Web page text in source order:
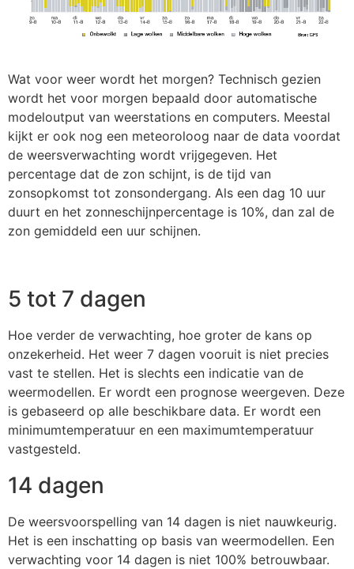
Wat voor weer wordt het morgen? Technisch gezien
wordt het voor morgen bepaald door automatische
modeloutput van weerstations en computers. Meestal
kijkt er ook nog een meteoroloog naar de data voordat
de weersverwachting wordt vrijgegeven. Het
percentage dat de zon schijnt, is de tijd van
zonsopkomst tot zonsondergang. Als een dag 10 uur
duurt en het zonneschijnpercentage is 10%, dan zal de
zon gemiddeld een uur schijnen.
5 tot 7 dagen
Hoe verder de verwachting, hoe groter de kans op
onzekerheid. Het weer 7 dagen vooruit is niet precies
vast te stellen. Het is slechts een indicatie van de
weermodellen. Er wordt een prognose weergeven. Deze
is gebaseerd op alle beschikbare data. Er wordt een
minimumtemperatuur en een maximumtemperatuur
vastgesteld.
14 dagen
De weersvoorspelling van 14 dagen is niet nauwkeurig.
Het is een inschatting op basis van weermodellen. Een
verwachting voor 14 dagen is niet 100% betrouwbaar.